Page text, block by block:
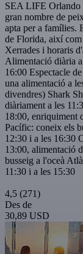
SEA LIFE Orlando
gran nombre de
apta per a famílies.
de Florida, així com
Xerrades i horaris
Alimentació diària
16:00 Espectacle
una alimentació a
divendres) Shark
diàriament a les
18:00, enriquiment
Pacífic: coneix els
12:30 i a les 16:30
13:00, alimentació
busseig a l'oceà
11:30 i a les 15:30
4,5 (271)
Des de
30,89 USD